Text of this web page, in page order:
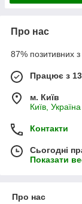
Про нас
87% позитивних з
Працює з
м. Київ
Київ, Україна
Контакти
Сьогодні
Показати
Про нас